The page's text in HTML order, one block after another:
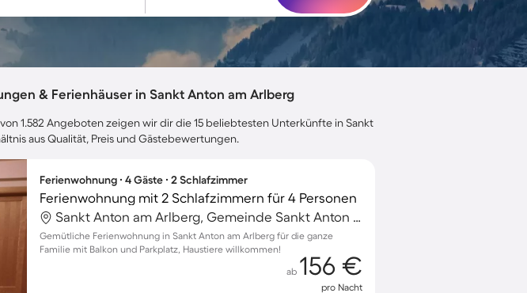
& Ferienhäuser in Sankt Anton am Arlberg
1.582 Angeboten zeigen wir dir die 15 beliebtesten Unterkünfte in Sankt
aus Qualität, Preis und Gästebewertungen.
Ferienwohnung ∙ 4 Gäste ∙ 2 Schlafzimmer
Ferienwohnung mit 2 Schlafzimmern für 4 Personen
Sankt Anton am Arlberg, Gemeinde Sankt Anton am Arlberg, Österreich
Gemütliche Ferienwohnung in Sankt Anton am Arlberg für die ganze
Familie mit Balkon und Parkplatz, Haustiere willkommen!
ab 156 €
pro Nacht